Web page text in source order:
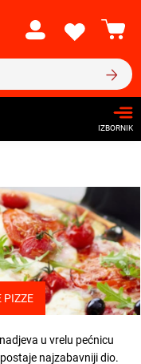
IZBORNIK
PIZZE
u vrelu pećnicu
najzabavniji dio.